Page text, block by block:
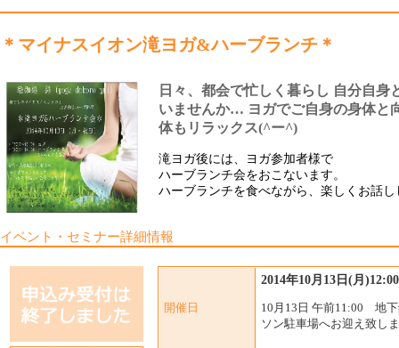
＊マイナスイオン滝ヨガ&ハーブランチ＊
日々、都会で忙しく暮らし 自分自身
いませんか… ヨガでご自身の身体と
体もリラックス(^ー^)
滝ヨガ後には、ヨガ参加者様で
ハーブランチ会をおこないます。
ハーブランチを食べながら、楽しくお話
イベント・セミナー詳細情報
開催日
2014年10月13日(月
10月13日 午前11:00 地
ソン駐車場へお迎え致し